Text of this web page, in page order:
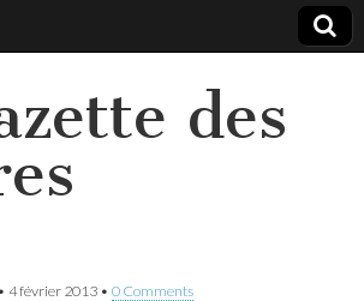
des
• 4 février 2013 • 0 Comments